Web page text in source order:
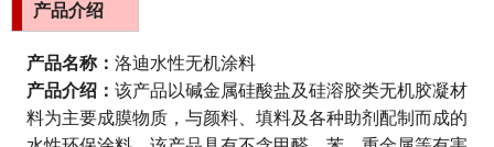
产品介绍
产品名称： 洛迪水性无机涂料
产品介绍： 该产品以碱金属硅酸盐及硅溶胶类无机胶凝材
料为主要成膜物质，与颜料、填料及各种助剂配制而成的